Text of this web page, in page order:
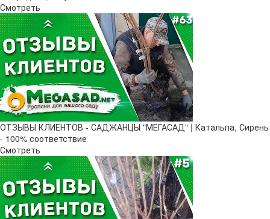
Смотреть
ОТЗЫВЫ КЛИЕНТОВ - САДЖАНЦЫ "МЕГАСАД" | Катальпа, Сирень
- 100% соответствие
Смотреть